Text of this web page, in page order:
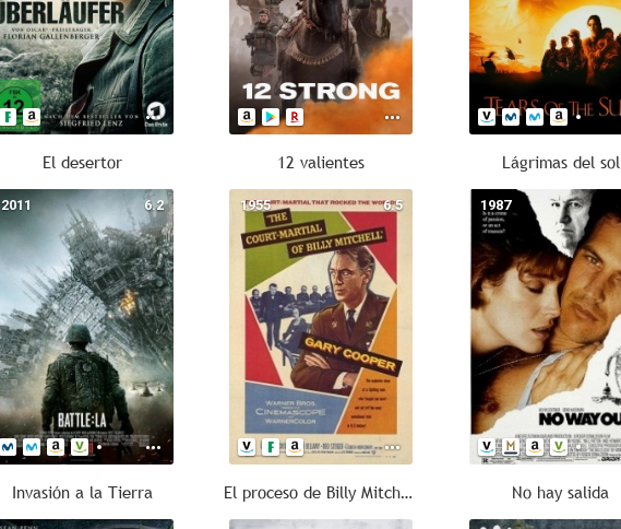
El desertor 12 valientes Lágrimas del sol
6.2
2011
Invasión a la Tierra
6.5
1955
El proceso de Billy Mitchell (Consejo de guerra)
1987
No hay salida